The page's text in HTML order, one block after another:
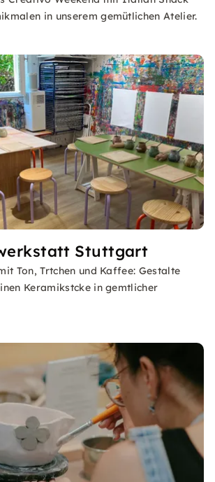
in unserem gemütlichen Atelier.
Stuttgart
Ton, Trtchen und Kaffee: Gestalte
Keramikstcke in gemtlicher